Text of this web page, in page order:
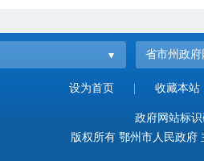
省市州政府
设为首页 收藏本站
政府网站标
版权所有 鄂州市人民政府